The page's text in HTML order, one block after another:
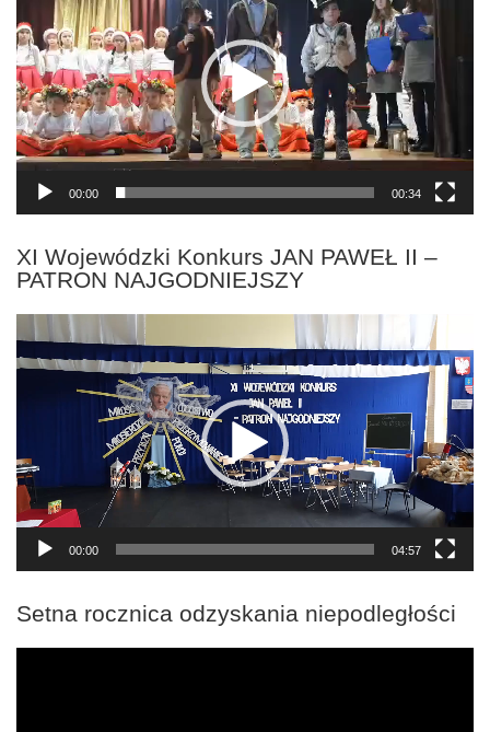
00:00 00:34
XI Wojewódzki Konkurs JAN PAWEŁ II –
PATRON NAJGODNIEJSZY
Odtwarzacz
video
00:00 04:57
Setna rocznica odzyskania niepodległości